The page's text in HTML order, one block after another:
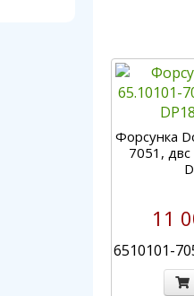
Форсунка
7051,
11
6510101-